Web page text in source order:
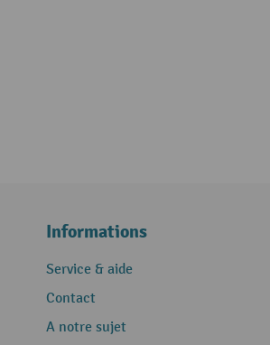
Informations
Service & aide
Contact
A notre sujet